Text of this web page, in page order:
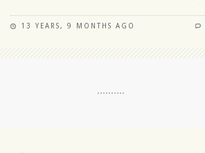
13 YEARS, 9 MONTHS AGO